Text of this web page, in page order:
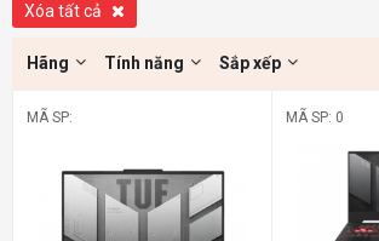
Xóa tất cả
Hãng Tính năng Sắp xếp
MÃ SP: MÃ SP: 0